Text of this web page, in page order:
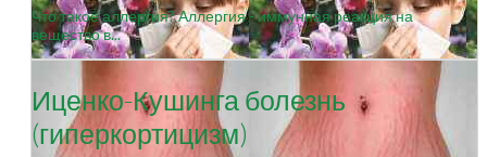
Что такое аллергия? Аллергия - иммунная реакция на
вещество в...
Иценко-Кушинга болезнь
(гиперкортицизм)